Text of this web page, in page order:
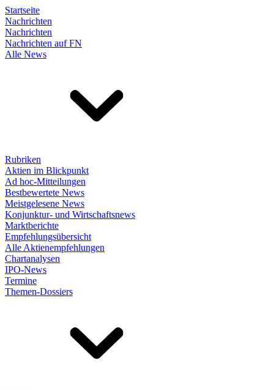
Startseite
Nachrichten
Nachrichten
Nachrichten auf FN
Alle News
Rubriken
Aktien im Blickpunkt
Ad hoc-Mitteilungen
Bestbewertete News
Meistgelesene News
Konjunktur- und Wirtschaftsnews
Marktberichte
Empfehlungsübersicht
Alle Aktienempfehlungen
Chartanalysen
IPO-News
Termine
Themen-Dossiers